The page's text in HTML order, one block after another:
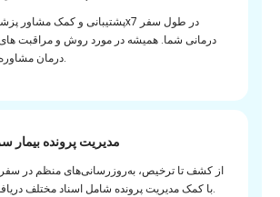
درمانی شما. همیشه در مورد روش و مراقبت
درمان مشاوره بگیرید.
مدیریت پرونده بیمار
از کشف تا ترخیص، به‌روزرسانی‌های منظم در
با کمک مدیریت پرونده شامل اسناد مختلف دریافت کنید.